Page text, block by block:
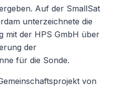
Auf der SmallSat
unterzeichnete die
mit der HPS GmbH über
der
für die Sonde.
von